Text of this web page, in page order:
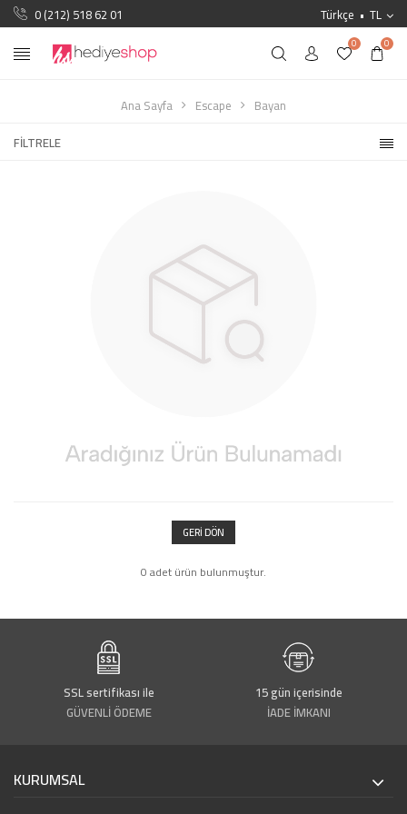
0 (212) 518 62 01 Türkçe TL
0 0
Ana Sayfa Escape
Bayan
FILTRELE
GERI DÖN
0 adet ürün bulunmuştur.
SSL sertifikası ile
GÜVENLİ ÖDEME
15 gün içerisinde
İADE İMKANI
KURUMSAL